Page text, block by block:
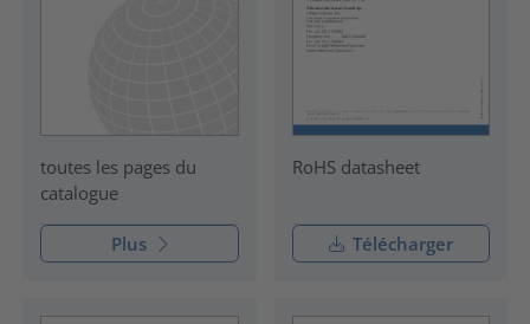
toutes les pages du
catalogue
Plus
RoHS datasheet
Télécharger